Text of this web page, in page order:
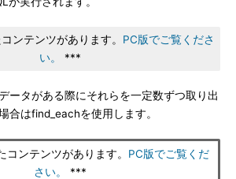
ンテンツがあります。 PC版でご覧くださ
い。
***
ータがある際にそれらを一定数ずつ取り出
合はfind_eachを使用します。
ンテンツがあります。 PC版でご覧くだ
さい。
***